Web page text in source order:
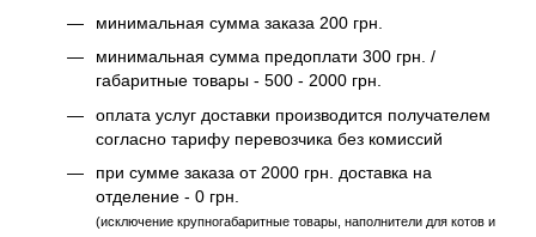
минимальная сумма заказа 200 грн.
минимальная сумма предоплати 300 грн. /
габаритные товары - 500 - 2000 грн.
оплата услуг доставки производится получателем
согласно тарифу перевозчика без комиссий
при сумме заказа от 2000 грн. доставка на
отделение - 0 грн.
(исключение крупногабаритные товары, наполнители для котов и